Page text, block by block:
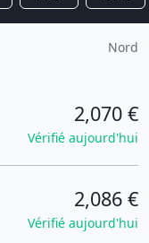
Nord
2,070 €
Vérifié aujourd'hui
2,086 €
Vérifié aujourd'hui